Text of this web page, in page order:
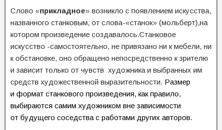
Слово «прикладное» возникло с появлением искусства,
названного станковым, от слова-«станок» (мольберт),на
котором произведение создавалось.Станковое
искусство -самостоятельно, не привязано ни к мебели, ни
к обстановке, оно обращено непосредственно к зрителю
и зависит только от чувств художника и выбранных им
средств художественной выразительности. Размер
и формат станкового произведения, как правило,
выбираются самим художником вне зависимости
от будущего соседства с работами других авторов.